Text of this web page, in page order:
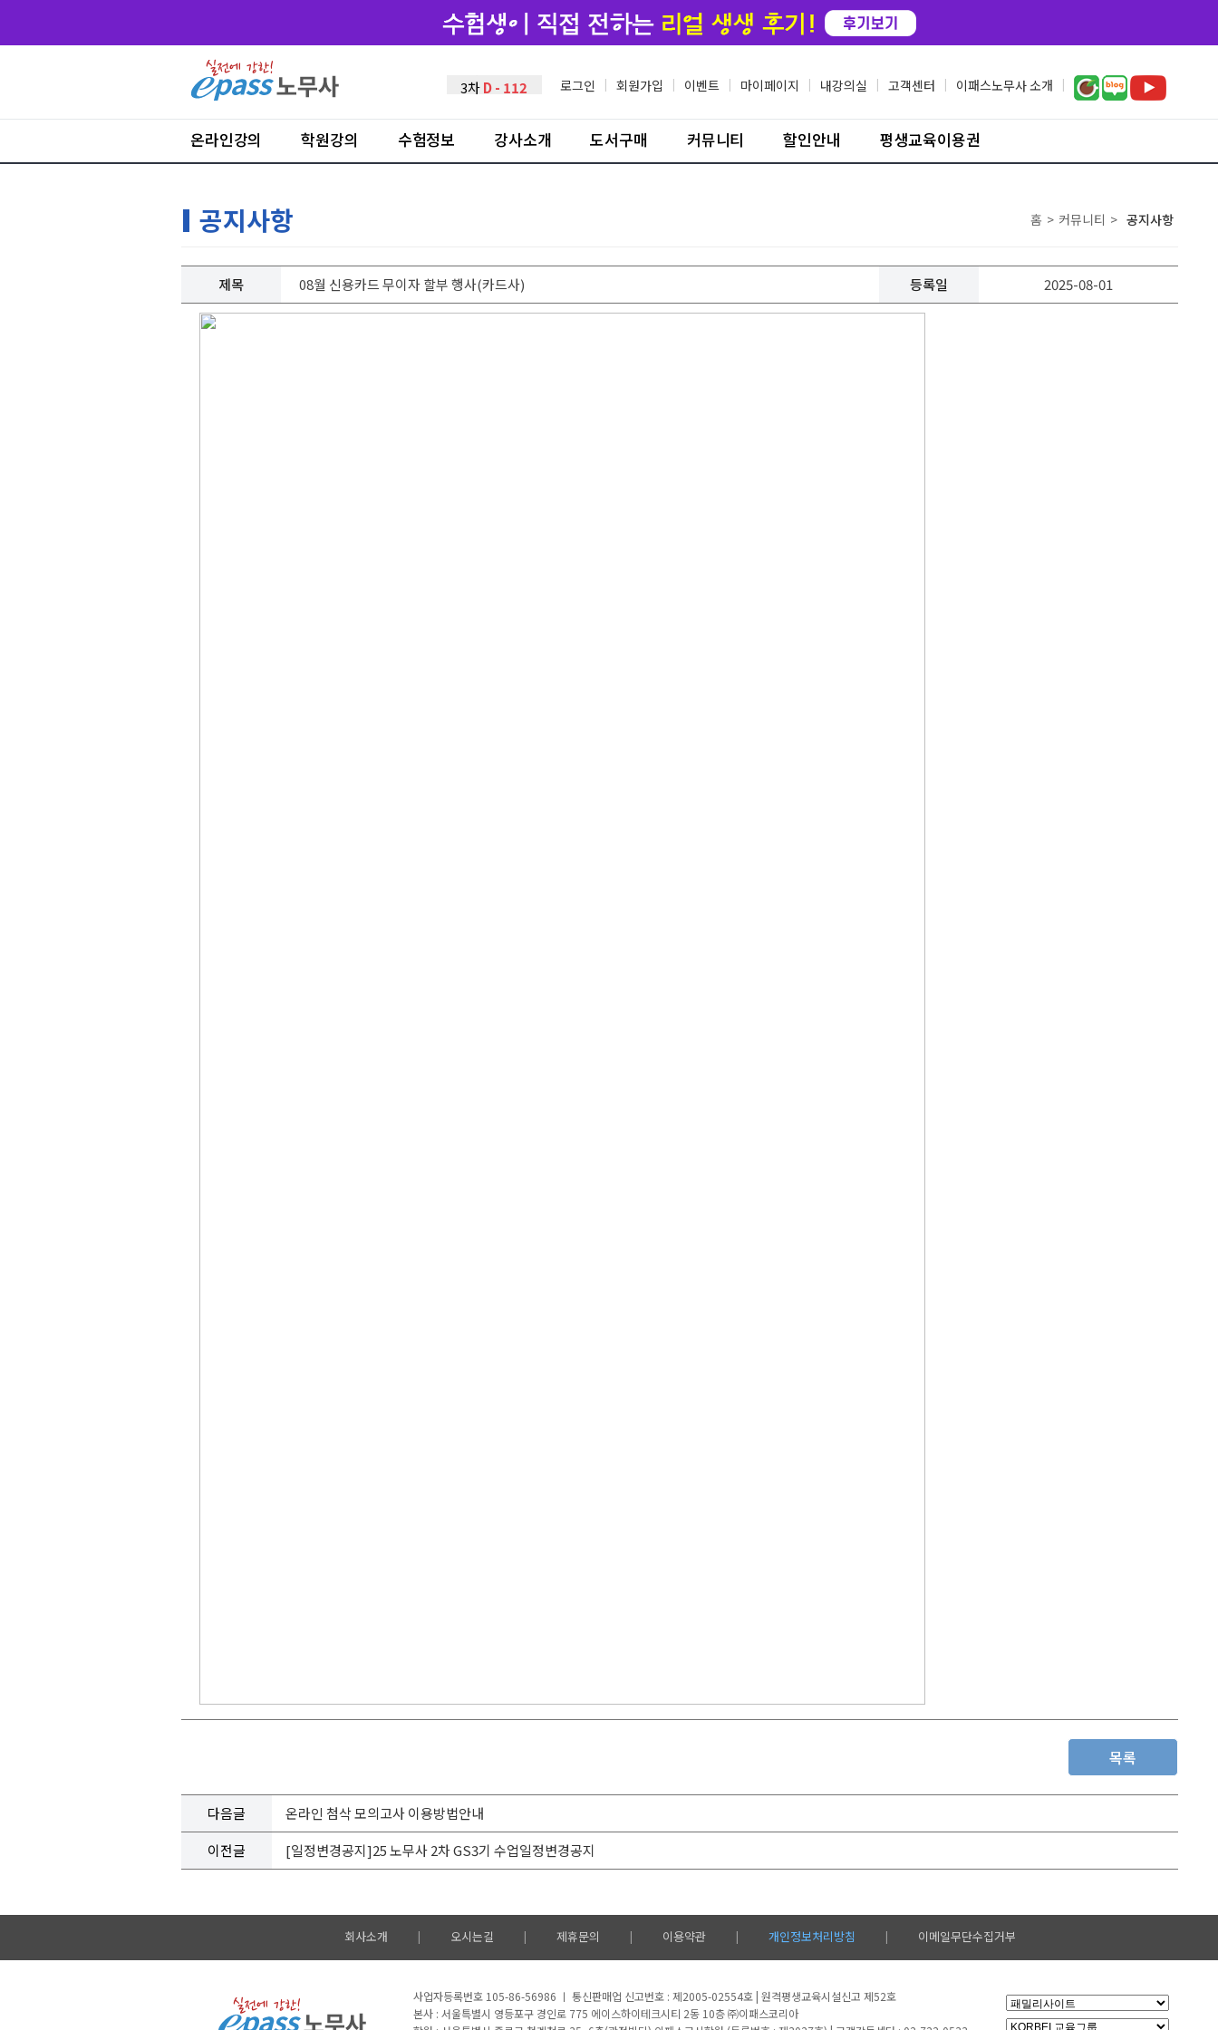
3차D - 112 로그인 | 회원가입 | 이벤트 | 마이페이지 | 내강의실 | 고객센터 | 이패스노무사 소개 |
온라인강의 학원강의 수험정보 강사소개 도서구매 커뮤니티 할인안내 평생교육이용권
공지사항 홈 > 커뮤니티 > 공지사항
제목 08월 신용카드 무이자 할부 행사(카드사) 등록일 2025-08-01
목록
다음글
온라인 첨삭 모의고사 이용방법안내
이전글
[일정변경공지]25 노무사 2차 GS3기 수업일정변경공지
회사소개 | 오시는길 | 제휴문의 | 이용약관 | 개인정보처리방침 | 이메일무단수집거부
사업자등록번호 105-86-56986 ㅣ 통신판매업 신고번호 : 제2005-02554호 | 원격평생교육시설신고 제52호
본사 : 서울특별시 영등포구 경인로 775 에이스하이테크시티 2동 10층 ㈜이패스코리아